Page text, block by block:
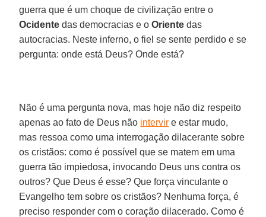
guerra que é um choque de civilização entre o
Ocidente das democracias e oOriente das
autocracias. Neste inferno, o fiel se sente perdido e se
pergunta: onde está Deus? Onde está?
Não é uma pergunta nova, mas hoje não diz respeito
apenas ao fato de Deus não intervir e estar mudo,
mas ressoa como uma interrogação dilacerante sobre
os cristãos: como é possível que se matem em uma
guerra tão impiedosa, invocando Deus uns contra os
outros? Que Deus é esse? Que força vinculante o
Evangelho tem sobre os cristãos? Nenhuma força, é
preciso responder com o coração dilacerado. Como é